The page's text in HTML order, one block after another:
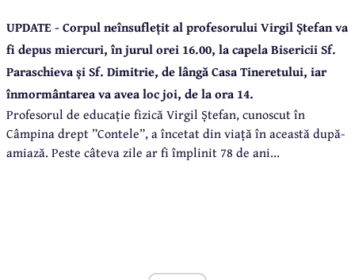
UPDATE - Corpul neînsuflețit al profesorului Virgil Ștefan va
fi depus miercuri, în jurul orei 16.00, la capela Bisericii Sf.
Paraschieva și Sf. Dimitrie, de lângă Casa Tineretului, iar
înmormântarea va avea loc joi, de la ora 14.
Profesorul de educație fizică Virgil Ștefan, cunoscut în
Câmpina drept ”Contele”, a încetat din viață în această după-
amiază. Peste câteva zile ar fi împlinit 78 de ani...